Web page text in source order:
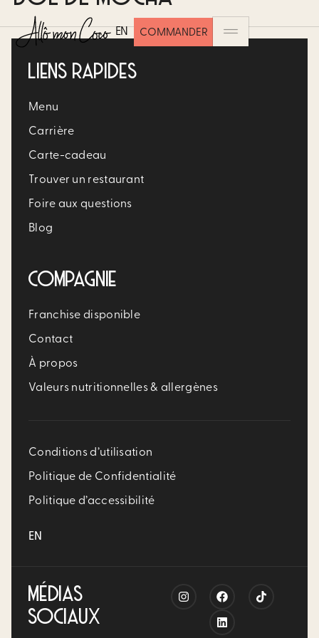
EN COMMANDER
LIENS RAPIDES
Menu
Carrière​
Carte-cadeau
Trouver un restaurant​
Foire aux questions
Blog
COMPAGNIE
Franchise disponible
Contact
À propos
Valeurs nutritionnelles & allergènes
Conditions d’utilisation
Politique de Confidentialité
Politique d’accessibilité
EN
MÉDIAS
SOCIAUX